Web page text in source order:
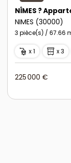
NIMES (30000)
3 pièce(s) / 67.66
x 1 x 3
225 000 €